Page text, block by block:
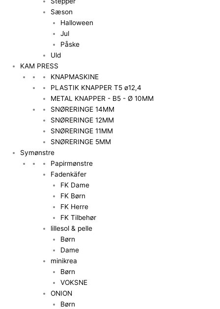
Sæson
Halloween
Jul
Påske
Uld
KAM PRESS
KNAPMASKINE
PLASTIK KNAPPER T5 ø12,4
METAL KNAPPER - B5 - Ø 10MM
SNØRERINGE 14MM
SNØRERINGE 12MM
SNØRERINGE 11MM
SNØRERINGE 5MM
Symønstre
Papirmønstre
Fadenkäfer
FK Dame
FK Børn
FK Herre
FK Tilbehør
lillesol & pelle
Børn
Dame
minikrea
Børn
VOKSNE
ONION
Børn